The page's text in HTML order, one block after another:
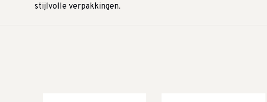
stijlvolle verpakkingen.